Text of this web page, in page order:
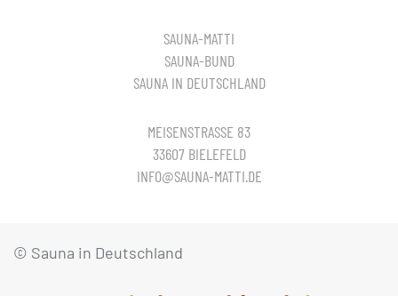
SAUNA-MATTI
SAUNA-BUND
SAUNA IN DEUTSCHLAND
MEISENSTRASSE 83
33607 BIELEFELD
INFO@SAUNA-MATTI.DE
© Sauna in Deutschland